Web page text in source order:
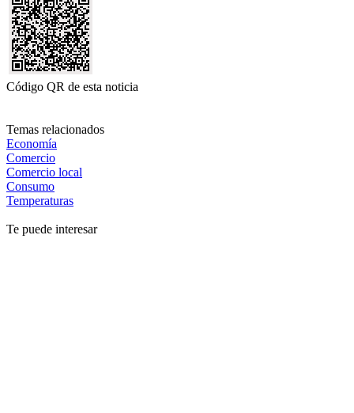
Código QR de esta noticia
Temas relacionados
Economía
Comercio
Comercio local
Consumo
Temperaturas
Te puede interesar